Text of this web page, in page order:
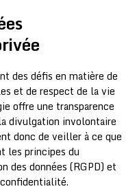
des défis en matière de
et de respect de la vie
offre une transparence
divulgation involontaire
donc de veiller à ce que
les principes du
des données (RGPD) et